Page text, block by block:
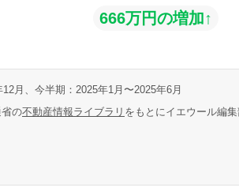
666万円の増加↑
月、今半期：2025年1月〜2025年6月
の不動産情報ライブラリ をもとにイエウール編集